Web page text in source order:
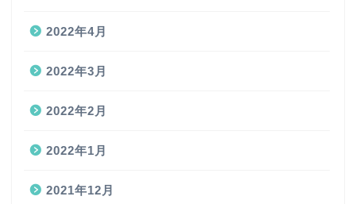
2022年4月
2022年3月
2022年2月
2022年1月
2021年12月